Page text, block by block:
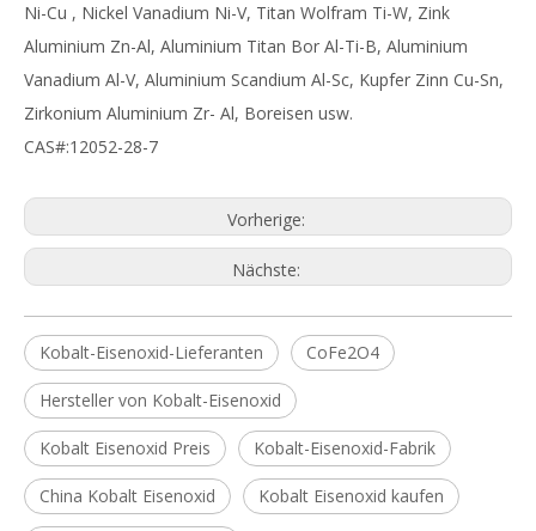
Ni-Cu , Nickel Vanadium Ni-V, Titan Wolfram Ti-W, Zink
Aluminium Zn-Al, Aluminium Titan Bor Al-Ti-B, Aluminium
Vanadium Al-V, Aluminium Scandium Al-Sc, Kupfer Zinn Cu-Sn,
Zirkonium Aluminium Zr- Al, Boreisen usw.
CAS#:12052-28-7
Vorherige:
Nächste:
Kobalt-Eisenoxid-Lieferanten CoFe2O4
Hersteller von Kobalt-Eisenoxid
Kobalt Eisenoxid Preis Kobalt-Eisenoxid-Fabrik
China Kobalt Eisenoxid Kobalt Eisenoxid kaufen